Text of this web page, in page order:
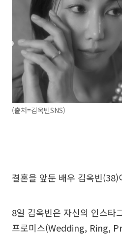
(출처=김옥빈SNS)
결혼을 앞둔 배우 김옥빈
8일 김옥빈은 자신의 인스타
프로미스(Wedding, Ring,